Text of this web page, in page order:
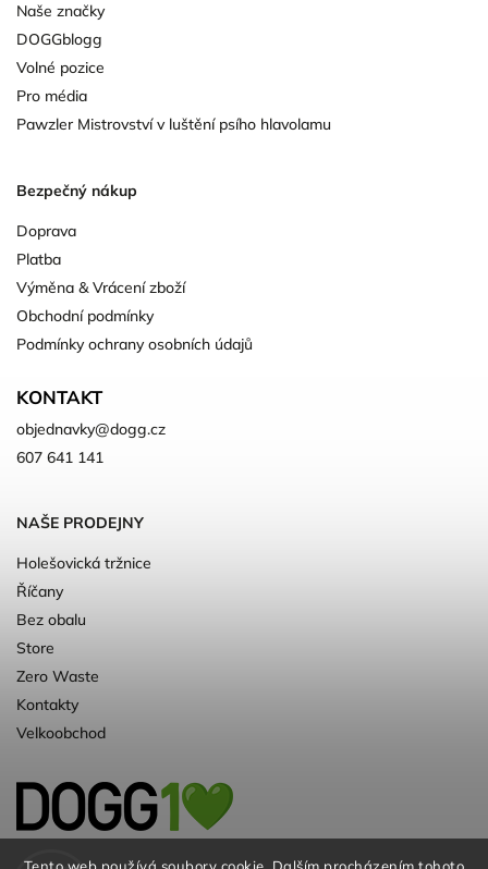
Naše značky
DOGGblogg
Volné pozice
Pro média
Pawzler Mistrovství v luštění psího hlavolamu
Bezpečný nákup
Doprava
Platba
Výměna & Vrácení zboží
Obchodní podmínky
Podmínky ochrany osobních údajů
KONTAKT
objednavky@dogg.cz
607 641 141
NAŠE PRODEJNY
Holešovická tržnice
Říčany
Bez obalu
Store
Zero Waste
Kontakty
Velkoobchod